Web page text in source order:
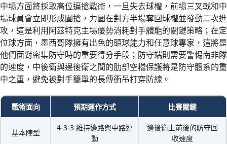
中場方面將採取高位逼搶戰術，一旦失去球權，前場三叉戟和中
場球員會立即形成圍搶，力圖在對方半場奪回球權並發動二次進
攻，這是利用阿茲特克主場優勢消耗對手體能的關鍵策略；在定
位球方面，墨西哥隊擁有出色的頭球能力和任意球專家，這將是
他們面對密集防守時的重要得分手段；防守端則需要警惕南非隊
的速度，中後衛與邊後衛之間的肋部空檔保護將是防守體系的重
中之重，避免被對手簡單的長傳衝吊打穿防線。
戰術面向 預期運作方式 比賽關鍵
基本陣型
4-3-3 維持邊路與中路連
動
邊後衛上前後的防守回
收速度